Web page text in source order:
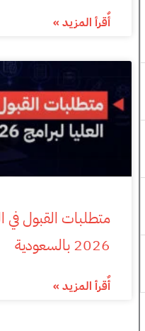
أٌقرأ المزيد »
متطلبات القبول في
2026 بالسعودية
أٌقرأ المزيد »